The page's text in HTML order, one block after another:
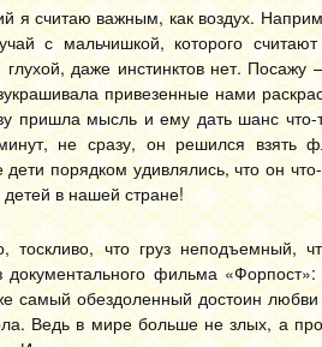
я считаю важным, как воздух.
с мальчишкой, которого
глухой, даже инстинктов нет.
привезенные нами
пришла мысль и ему дать шанс что-
не сразу, он решился взять
порядком удивлялись, что он
в нашей стране!
тоскливо, что груз неподъемный,
документального фильма
самый обездоленный достоин
Ведь в мире больше не злых, а